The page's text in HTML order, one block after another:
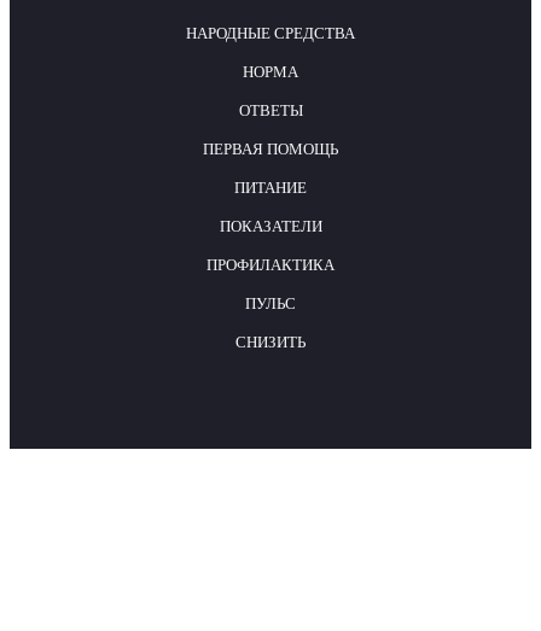
НАРОДНЫЕ СРЕДСТВА
НОРМА
ОТВЕТЫ
ПЕРВАЯ ПОМОЩЬ
ПИТАНИЕ
ПОКАЗАТЕЛИ
ПРОФИЛАКТИКА
ПУЛЬС
СНИЗИТЬ